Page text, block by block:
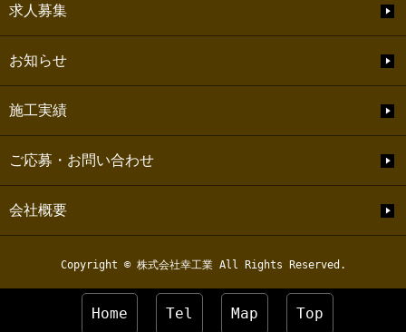
求人募集
お知らせ
施工実績
ご応募・お問い合わせ
会社概要
Copyright © 株式会社幸工業 All Rights Reserved.
Home Tel Map Top